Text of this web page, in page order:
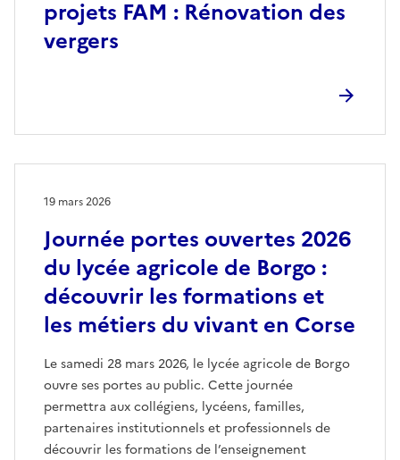
projets FAM : Rénovation des
vergers
Journée portes ouvertes 2026
du lycée agricole de Borgo :
découvrir les formations et
les métiers du vivant en Corse
19 mars 2026
Le samedi 28 mars 2026, le lycée agricole de Borgo
ouvre ses portes au public. Cette journée
permettra aux collégiens, lycéens, familles,
partenaires institutionnels et professionnels de
découvrir les formations de l’enseignement